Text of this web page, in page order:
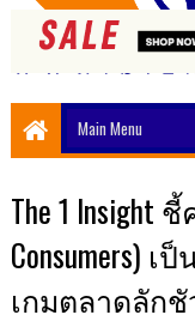
The 1 Insight
Consumers)
เกมตลาดลักชัว